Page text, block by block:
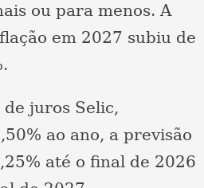
ou para menos. A
em 2027 subiu de
de juros Selic,
ao ano, a previsão
até o final de 2026